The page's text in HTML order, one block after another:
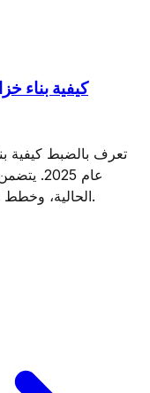
تعرف بالضبط كيفية
عام
الحالية، وخطط خزانات ملابس كبسولة للرجال والنساء.